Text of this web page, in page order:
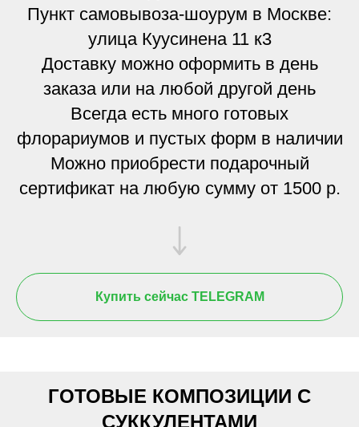
Пункт самовывоза-шоурум в Москве:
улица Куусинена 11 к3
Доставку можно оформить в день
заказа или на любой другой день
Всегда есть много готовых
флорариумов и пустых форм в наличии
Можно приобрести подарочный
сертификат на любую сумму от 1500 р.
Купить сейчас TELEGRAM
ГОТОВЫЕ КОМПОЗИЦИИ С
СУККУЛЕНТАМИ